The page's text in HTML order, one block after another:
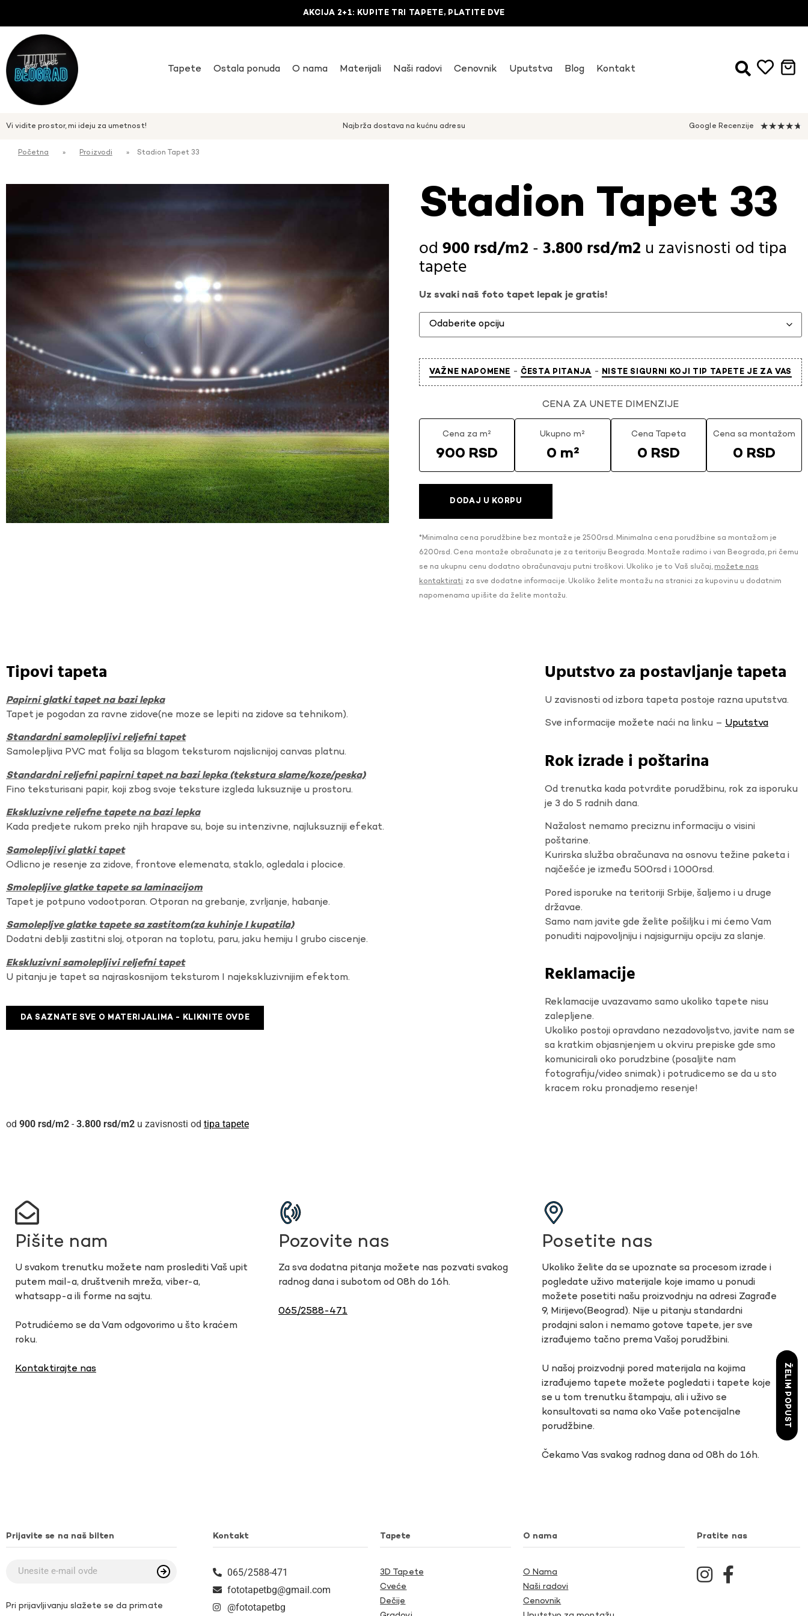
AKCIJA 2+1: KUPITE TRI TAPETE, PLATITE DVE
Tapete Ostala ponuda O nama Materijali Naši radovi Cenovnik Uputstva Blog Kontakt
Vi vidite prostor, mi ideju za umetnost! Najbrža dostava na kućnu adresu Google Recenzije ★★★★★
Početna » Proizvodi » Stadion Tapet 33
Stadion Tapet 33
900rsd -3.800rsd u zavisnosti od tipa
tapete
Uz svaki naš foto tapet lepak je gratis!
VAŽNE NAPOMENE - ČESTA PITANJA - NISTE SIGURNI KOJI TIP TAPETE JE ZA VAS
CENA ZA UNETE DIMENZIJE
Cena za m²
900 RSD
Ukupno m²
0 m²
Cena Tapeta
0 RSD
Cena sa montažom
0 RSD
DODAJ U KORPU
*Minimalna cena porudžbine bez montaže je 2500rsd. Minimalna cena porudžbine sa montažom je
6200rsd. Cena montaže obračunata je za teritoriju Beograda. Montaže radimo i van Beograda, pri čemu
se na ukupnu cenu dodatno obračunavaju putni troškovi. Ukoliko je to Vaš slučaj, možete nas
kontaktirati za sve dodatne informacije. Ukoliko želite montažu na stranici za kupovinu u dodatnim
napomenama upišite da želite montažu.
Tipovi tapeta
Papirni glatki tapet na bazi lepka
Tapet je pogodan za ravne zidove(ne moze se lepiti na zidove sa tehnikom).
Standardni samolepljivi reljefni tapet
Samolepljiva PVC mat folija sa blagom teksturom najslicnijoj canvas platnu.
Standardni reljefni papirni tapet na bazi lepka (tekstura slame/koze/peska)
Fino teksturisani papir, koji zbog svoje teksture izgleda luksuznije u prostoru.
Ekskluzivne reljefne tapete na bazi lepka
Kada predjete rukom preko njih hrapave su, boje su intenzivne, najluksuzniji efekat.
Samolepljivi glatki tapet
Odlicno je resenje za zidove, frontove elemenata, staklo, ogledala i plocice.
Smolepljive glatke tapete sa laminacijom
Tapet je potpuno vodootporan. Otporan na grebanje, zvrljanje, habanje.
Samolepljve glatke tapete sa zastitom(za kuhinje I kupatila)
Dodatni deblji zastitni sloj, otporan na toplotu, paru, jaku hemiju I grubo ciscenje.
Ekskluzivni samolepljivi reljefni tapet
U pitanju je tapet sa najraskosnijom teksturom I najekskluzivnijim efektom.
DA SAZNATE SVE O MATERIJALIMA - KLIKNITE OVDE
Uputstvo za postavljanje tapeta
U zavisnosti od izbora tapeta postoje razna uputstva.
Sve informacije možete naći na linku – Uputstva
Rok izrade i poštarina
Od trenutka kada potvrdite porudžbinu, rok za isporuku
je 3 do 5 radnih dana.
Nažalost nemamo preciznu informaciju o visini
poštarine.
Kurirska služba obračunava na osnovu težine paketa i
najčešće je između 500rsd i 1000rsd.
Pored isporuke na teritoriji Srbije, šaljemo i u druge
državae.
Samo nam javite gde želite pošiljku i mi ćemo Vam
ponuditi najpovoljniju i najsigurniju opciju za slanje.
Reklamacije
Reklamacije uvazavamo samo ukoliko tapete nisu
zalepljene.
Ukoliko postoji opravdano nezadovoljstvo, javite nam se
sa kratkim objasnjenjem u okviru prepiske gde smo
komunicirali oko porudzbine (posaljite nam
fotografiju/video snimak) i potrudicemo se da u sto
kracem roku pronadjemo resenje!
900 rsd - 3.800 rsd u zavisnosti od tipa tapete
Pišite nam
U svakom trenutku možete nam proslediti Vaš upit
putem mail-a, društvenih mreža, viber-a,
whatsapp-a ili forme na sajtu.
Potrudićemo se da Vam odgovorimo u što kraćem
roku.
Kontaktirajte nas
Pozovite nas
Za sva dodatna pitanja možete nas pozvati svakog
radnog dana i subotom od 08h do 16h.
065/2588-471
Posetite nas
Ukoliko želite da se upoznate sa procesom izrade i
pogledate uživo materijale koje imamo u ponudi
možete posetiti našu proizvodnju na adresi Zagrađe
9, Mirijevo(Beograd). Nije u pitanju standardni
prodajni salon i nemamo gotove tapete, jer sve
izrađujemo tačno prema Vašoj porudžbini.
U našoj proizvodnji pored materijala na kojima
izrađujemo tapete možete pogledati i tapete koje
se u tom trenutku štampaju, ali i uživo se
konsultovati sa nama oko Vaše potencijalne
porudžbine.
Čekamo Vas svakog radnog dana od 08h do 16h.
Prijavite se na naš bilten
Pri prijavljivanju slažete se da primate
Kontakt
065/2588-471
fototapetbg@gmail.com
@fototapetbg
Tapete
3D Tapete
Cveće
Dečije
O nama
O Nama
Naši radovi
Cenovnik
Pratite nas
ŽELIM POPUST